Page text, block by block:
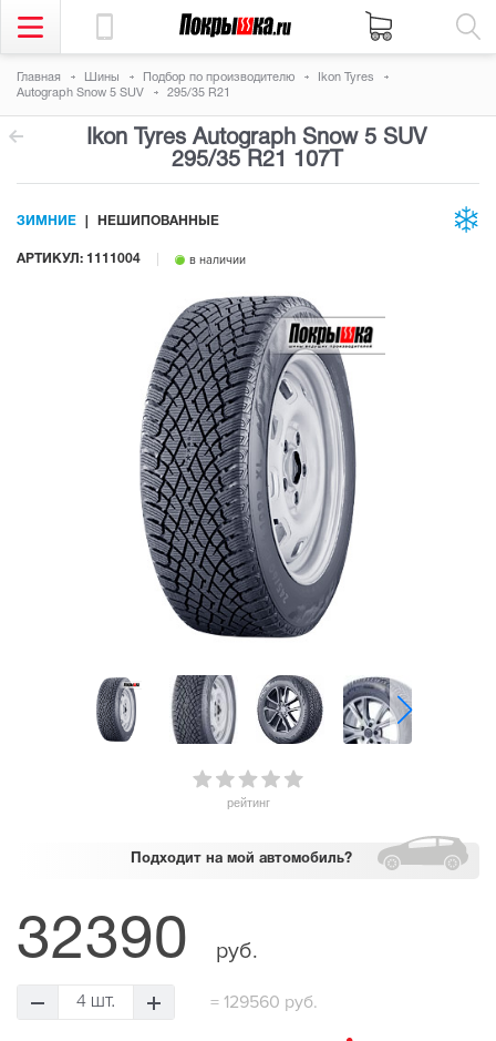
Главная Шины Подбор по производителю
Ikon Tyres
Autograph Snow 5 SUV
295/35 R21
Ikon Tyres Autograph Snow 5 SUV
295/35 R21 107T
рейтинг
АРТИКУЛ: 1111004 в наличии
ЗИМНИЕ НЕШИПОВАННЫЕ
Подходит на мой автомобиль?
32390 руб.
4 шт. = 129560 руб.